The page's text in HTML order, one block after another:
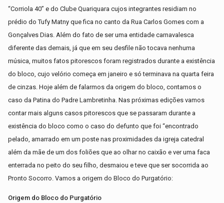
“Corriola 40” e do Clube Quariquara cujos integrantes residiam no
prédio do Tufy Matny que fica no canto da Rua Carlos Gomes com a
Gonçalves Dias. Além do fato de ser uma entidade carnavalesca
diferente das demais, já que em seu desfile não tocava nenhuma
música, muitos fatos pitorescos foram registrados durante a existência
do bloco, cujo velório começa em janeiro e só terminava na quarta feira
de cinzas. Hoje além de falarmos da origem do bloco, contamos o
caso da Patina do Padre Lambretinha. Nas próximas edições vamos
contar mais alguns casos pitorescos que se passaram durante a
existência do bloco como o caso do defunto que foi “encontrado
pelado, amarrado em um poste nas proximidades da igreja catedral
além da mãe de um dos foliões que ao olhar no caixão e ver uma faca
enterrada no peito do seu filho, desmaiou e teve que ser socorrida ao
Pronto Socorro. Vamos a origem do Bloco do Purgatório:
Origem do Bloco do Purgatório